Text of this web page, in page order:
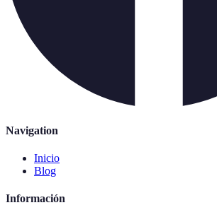
Navigation
Inicio
Blog
Información